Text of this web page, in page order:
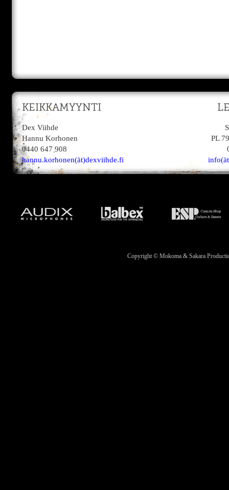
KEIKKAMYYNTI
Dex Viihde
Hannu Korhonen
0440 647 908
hannu.korhonen(ät)dexviihde.fi
PL
Copyright © Mokoma & Sakara